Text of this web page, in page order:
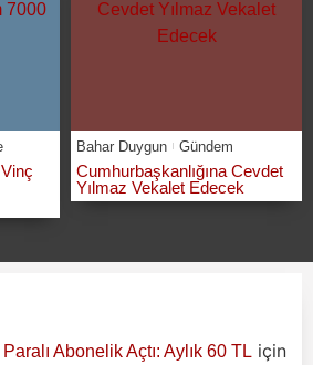
Bahar Duygun Gündem
Cumhurbaşkanlığına Cevdet
Yılmaz Vekalet Edecek
Abonelik Açtı: Aylık 60 TL için